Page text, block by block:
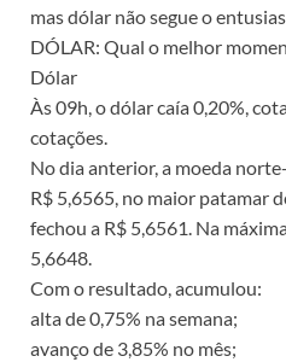
mas dólar não segue o
DÓLAR: Qual o melhor
Dólar
Às 09h, o dólar caía 0,20%,
cotações.
No dia anterior, a moeda
R$ 5,6565, no maior patamar
fechou a R$ 5,6561. Na
5,6648.
Com o resultado, acumulou:
alta de 0,75% na semana;
avanço de 3,85% no mês;